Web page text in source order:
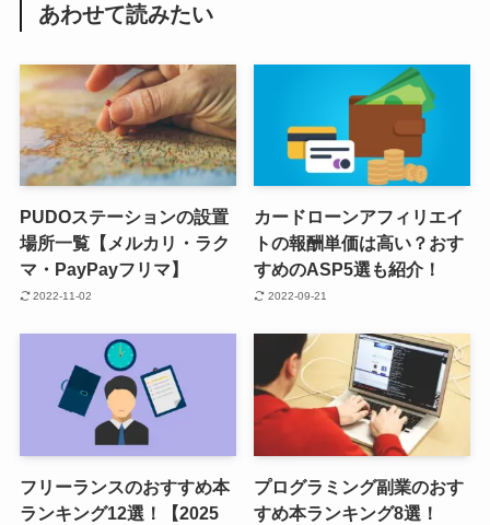
あわせて読みたい
PUDOステーションの設置
場所一覧【メルカリ・ラク
マ・PayPayフリマ】
2022-11-02
カードローンアフィリエイ
トの報酬単価は高い？おす
すめのASP5選も紹介！
2022-09-21
フリーランスのおすすめ本
ランキング12選！【2025
プログラミング副業のおす
すめ本ランキング8選！